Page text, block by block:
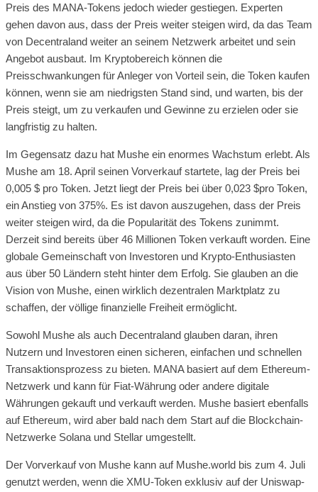
Preis des MANA-Tokens jedoch wieder gestiegen. Experten
gehen davon aus, dass der Preis weiter steigen wird, da das Team
von Decentraland weiter an seinem Netzwerk arbeitet und sein
Angebot ausbaut. Im Kryptobereich können die
Preisschwankungen für Anleger von Vorteil sein, die Token kaufen
können, wenn sie am niedrigsten Stand sind, und warten, bis der
Preis steigt, um zu verkaufen und Gewinne zu erzielen oder sie
langfristig zu halten.
Im Gegensatz dazu hat Mushe ein enormes Wachstum erlebt. Als
Mushe am 18. April seinen Vorverkauf startete, lag der Preis bei
0,005 $ pro Token. Jetzt liegt der Preis bei über 0,023 $pro Token,
ein Anstieg von 375%. Es ist davon auszugehen, dass der Preis
weiter steigen wird, da die Popularität des Tokens zunimmt.
Derzeit sind bereits über 46 Millionen Token verkauft worden. Eine
globale Gemeinschaft von Investoren und Krypto-Enthusiasten
aus über 50 Ländern steht hinter dem Erfolg. Sie glauben an die
Vision von Mushe, einen wirklich dezentralen Marktplatz zu
schaffen, der völlige finanzielle Freiheit ermöglicht.
Sowohl Mushe als auch Decentraland glauben daran, ihren
Nutzern und Investoren einen sicheren, einfachen und schnellen
Transaktionsprozess zu bieten. MANA basiert auf dem Ethereum-
Netzwerk und kann für Fiat-Währung oder andere digitale
Währungen gekauft und verkauft werden. Mushe basiert ebenfalls
auf Ethereum, wird aber bald nach dem Start auf die Blockchain-
Netzwerke Solana und Stellar umgestellt.
Der Vorverkauf von Mushe kann auf Mushe.world bis zum 4. Juli
genutzt werden, wenn die XMU-Token exklusiv auf der Uniswap-